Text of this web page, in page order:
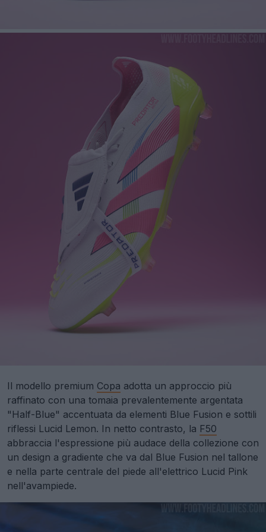
Il modello premium Copa adotta un approccio più
raffinato con una tomaia prevalentemente argentata
"Half-Blue" accentuata da elementi Blue Fusion e sottili
riflessi Lucid Lemon. In netto contrasto, la F50
abbraccia l'espressione più audace della collezione con
un design a gradiente che va dal Blue Fusion nel tallone
e nella parte centrale del piede all'elettrico Lucid Pink
nell'avampiede.